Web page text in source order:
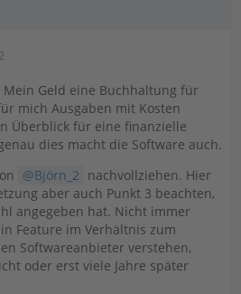
Geld eine Buchhaltung für
mich Ausgaben mit Kosten
Überblick für eine finanzielle
dies macht die Software auch.
Björn_2 nachvollziehen. Hier
aber auch Punkt 3 beachten,
angegeben hat. Nicht immer
Feature im Verhältnis zum
Softwareanbieter verstehen,
oder erst viele Jahre später